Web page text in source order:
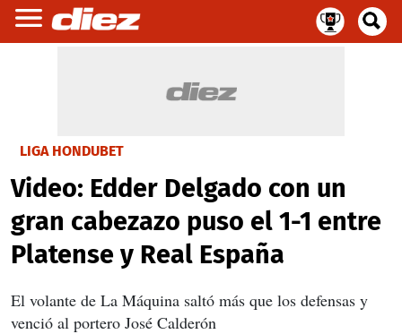
LIGA HONDUBET
Video: Edder Delgado con un
gran cabezazo puso el 1-1 entre
Platense y Real España
El volante de La Máquina saltó más que los defensas y
venció al portero José Calderón